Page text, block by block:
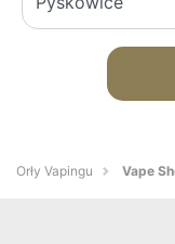
Orły Vapingu Vape